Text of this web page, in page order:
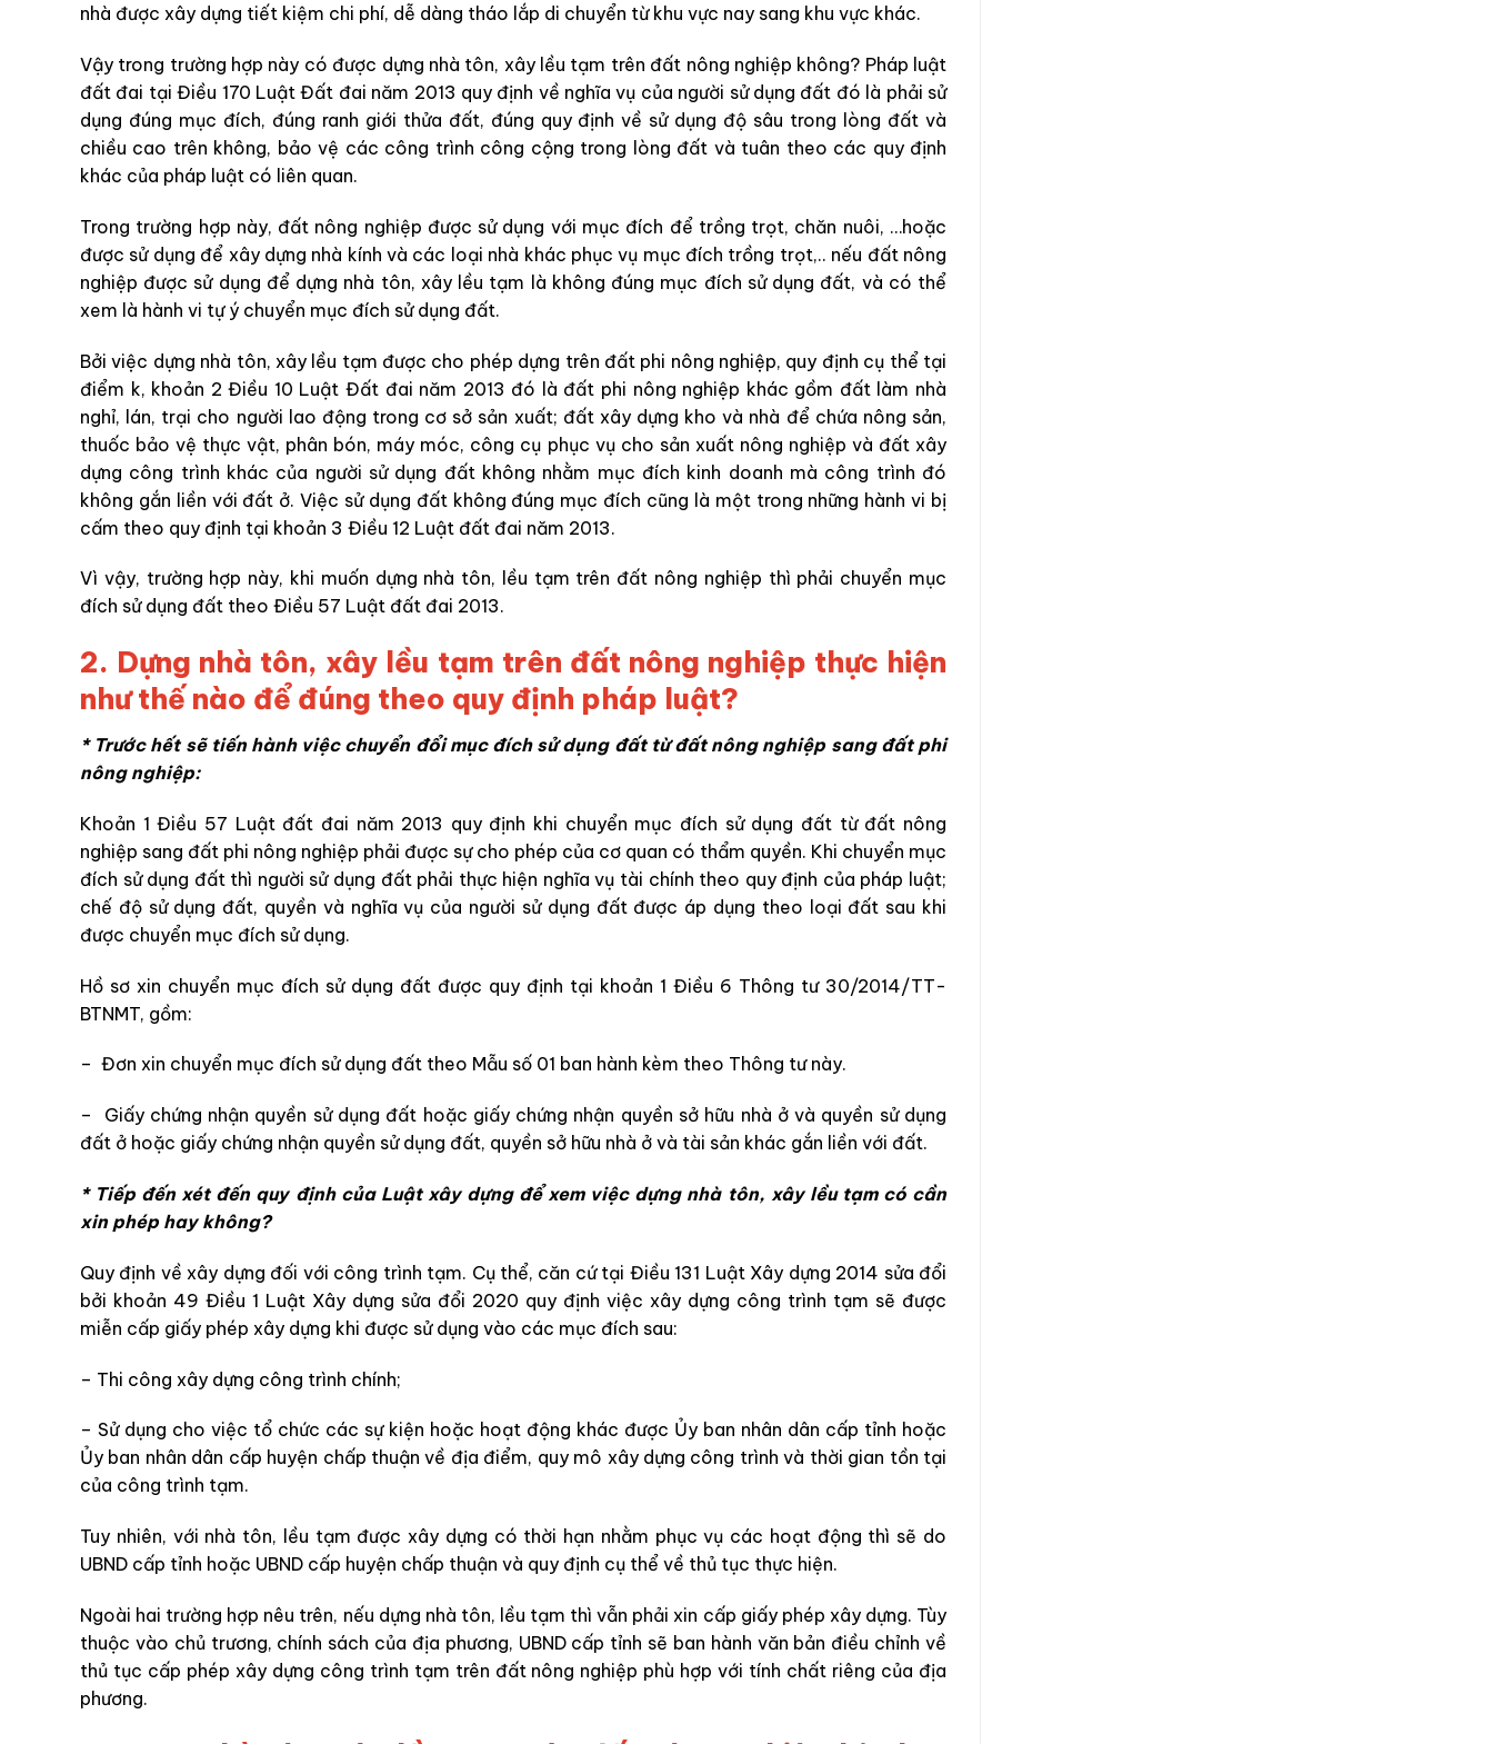
nhà được xây dựng tiết kiệm chi phí, dễ dàng tháo lắp di chuyển từ khu vực nay sang khu vực khác.
Vậy trong trường hợp này có được dựng nhà tôn, xây lều tạm trên đất nông nghiệp không? Pháp luật
đất đai tại Điều 170 Luật Đất đai năm 2013 quy định về nghĩa vụ của người sử dụng đất đó là phải sử
dụng đúng mục đích, đúng ranh giới thửa đất, đúng quy định về sử dụng độ sâu trong lòng đất và
chiều cao trên không, bảo vệ các công trình công cộng trong lòng đất và tuân theo các quy định
khác của pháp luật có liên quan.
Trong trường hợp này, đất nông nghiệp được sử dụng với mục đích để trồng trọt, chăn nuôi, …hoặc
được sử dụng để xây dựng nhà kính và các loại nhà khác phục vụ mục đích trồng trọt,.. nếu đất nông
nghiệp được sử dụng để dựng nhà tôn, xây lều tạm là không đúng mục đích sử dụng đất, và có thể
xem là hành vi tự ý chuyển mục đích sử dụng đất.
Bởi việc dựng nhà tôn, xây lều tạm được cho phép dựng trên đất phi nông nghiệp, quy định cụ thể tại
điểm k, khoản 2 Điều 10 Luật Đất đai năm 2013 đó là đất phi nông nghiệp khác gồm đất làm nhà
nghỉ, lán, trại cho người lao động trong cơ sở sản xuất; đất xây dựng kho và nhà để chứa nông sản,
thuốc bảo vệ thực vật, phân bón, máy móc, công cụ phục vụ cho sản xuất nông nghiệp và đất xây
dựng công trình khác của người sử dụng đất không nhằm mục đích kinh doanh mà công trình đó
không gắn liền với đất ở. Việc sử dụng đất không đúng mục đích cũng là một trong những hành vi bị
cấm theo quy định tại khoản 3 Điều 12 Luật đất đai năm 2013.
Vì vậy, trường hợp này, khi muốn dựng nhà tôn, lều tạm trên đất nông nghiệp thì phải chuyển mục
đích sử dụng đất theo Điều 57 Luật đất đai 2013.
2. Dựng nhà tôn, xây lều tạm trên đất nông nghiệp thực hiện
như thế nào để đúng theo quy định pháp luật?
* Trước hết sẽ tiến hành việc chuyển đổi mục đích sử dụng đất từ đất nông nghiệp sang đất phi
nông nghiệp:
Khoản 1 Điều 57 Luật đất đai năm 2013 quy định khi chuyển mục đích sử dụng đất từ đất nông
nghiệp sang đất phi nông nghiệp phải được sự cho phép của cơ quan có thẩm quyền. Khi chuyển mục
đích sử dụng đất thì người sử dụng đất phải thực hiện nghĩa vụ tài chính theo quy định của pháp luật;
chế độ sử dụng đất, quyền và nghĩa vụ của người sử dụng đất được áp dụng theo loại đất sau khi
được chuyển mục đích sử dụng.
Hồ sơ xin chuyển mục đích sử dụng đất được quy định tại khoản 1 Điều 6 Thông tư 30/2014/TT-
BTNMT, gồm:
– Đơn xin chuyển mục đích sử dụng đất theo Mẫu số 01 ban hành kèm theo Thông tư này.
– Giấy chứng nhận quyền sử dụng đất hoặc giấy chứng nhận quyền sở hữu nhà ở và quyền sử dụng
đất ở hoặc giấy chứng nhận quyền sử dụng đất, quyền sở hữu nhà ở và tài sản khác gắn liền với đất.
* Tiếp đến xét đến quy định của Luật xây dựng để xem việc dựng nhà tôn, xây lều tạm có cần
xin phép hay không?
Quy định về xây dựng đối với công trình tạm. Cụ thể, căn cứ tại Điều 131 Luật Xây dựng 2014 sửa đổi
bởi khoản 49 Điều 1 Luật Xây dựng sửa đổi 2020 quy định việc xây dựng công trình tạm sẽ được
miễn cấp giấy phép xây dựng khi được sử dụng vào các mục đích sau:
– Thi công xây dựng công trình chính;
– Sử dụng cho việc tổ chức các sự kiện hoặc hoạt động khác được Ủy ban nhân dân cấp tỉnh hoặc
Ủy ban nhân dân cấp huyện chấp thuận về địa điểm, quy mô xây dựng công trình và thời gian tồn tại
của công trình tạm.
Tuy nhiên, với nhà tôn, lều tạm được xây dựng có thời hạn nhằm phục vụ các hoạt động thì sẽ do
UBND cấp tỉnh hoặc UBND cấp huyện chấp thuận và quy định cụ thể về thủ tục thực hiện.
Ngoài hai trường hợp nêu trên, nếu dựng nhà tôn, lều tạm thì vẫn phải xin cấp giấy phép xây dựng. Tùy
thuộc vào chủ trương, chính sách của địa phương, UBND cấp tỉnh sẽ ban hành văn bản điều chỉnh về
thủ tục cấp phép xây dựng công trình tạm trên đất nông nghiệp phù hợp với tính chất riêng của địa
phương.